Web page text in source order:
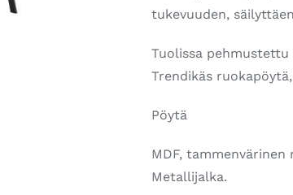
tukevuuden,
Tuolissa pehmustettu
Trendikäs
Pöytä
MDF, tammenvärinen
Metallijalka.